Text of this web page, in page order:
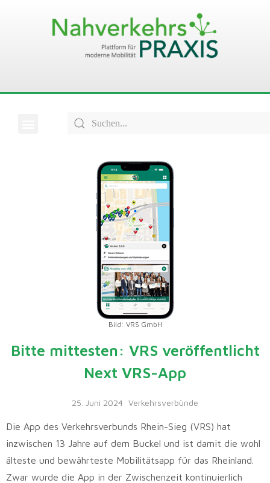
Bild: VRS GmbH
Bitte mittesten: VRS veröffentlicht
Next VRS-App
25. Juni 2024 Verkehrsverbünde
Die App des Verkehrsverbunds Rhein-Sieg (VRS) hat
inzwischen 13 Jahre auf dem Buckel und ist damit die wohl
älteste und bewährteste Mobilitätsapp für das Rheinland.
Zwar wurde die App in der Zwischenzeit kontinuierlich